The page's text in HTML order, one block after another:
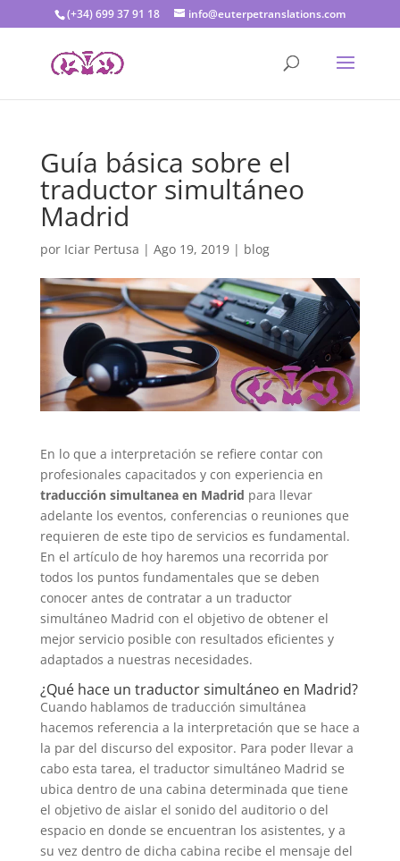
(+34) 699 37 91 18 info@euterpetranslations.com
Guía básica sobre el
traductor simultáneo
Madrid
por Iciar Pertusa | Ago 19, 2019| blog
En lo que a interpretación se refiere contar con
profesionales capacitados y con experiencia en
traducción simultanea en Madrid para llevar
adelante los eventos, conferencias o reuniones que
requieren de este tipo de servicios es fundamental.
En el artículo de hoy haremos una recorrida por
todos los puntos fundamentales que se deben
conocer antes de contratar a un traductor
simultáneo Madrid con el objetivo de obtener el
mejor servicio posible con resultados eficientes y
adaptados a nuestras necesidades.
¿Qué hace un traductor simultáneo en Madrid?
Cuando hablamos de traducción simultánea
hacemos referencia a la interpretación que se hace a
la par del discurso del expositor. Para poder llevar a
cabo esta tarea, el traductor simultáneo Madrid se
ubica dentro de una cabina determinada que tiene
el objetivo de aislar el sonido del auditorio o del
espacio en donde se encuentran los asistentes, y a
su vez dentro de dicha cabina recibe el mensaje del